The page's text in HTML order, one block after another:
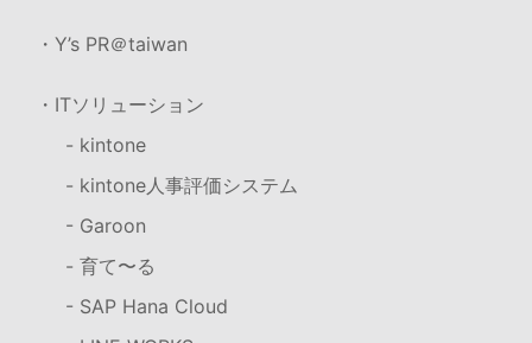
・Y’s PR＠taiwan
・ITソリューション
- kintone
- kintone人事評価システム
- Garoon
- 育て〜る
- SAP Hana Cloud